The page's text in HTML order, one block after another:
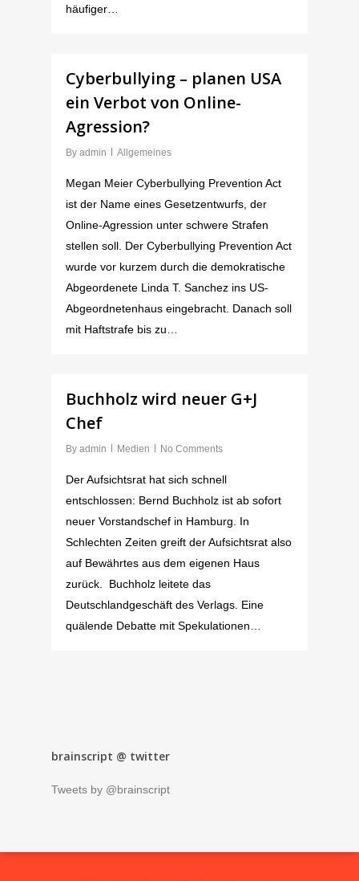
häufiger…
Cyberbullying – planen USA
ein Verbot von Online-
Agression?
By admin Allgemeines
Megan Meier Cyberbullying Prevention Act
ist der Name eines Gesetzentwurfs, der
Online-Agression unter schwere Strafen
stellen soll. Der Cyberbullying Prevention Act
wurde vor kurzem durch die demokratische
Abgeordenete Linda T. Sanchez ins US-
Abgeordnetenhaus eingebracht. Danach soll
mit Haftstrafe bis zu…
Buchholz wird neuer G+J
Chef
By admin Medien No Comments
Der Aufsichtsrat hat sich schnell
entschlossen: Bernd Buchholz ist ab sofort
neuer Vorstandschef in Hamburg. In
Schlechten Zeiten greift der Aufsichtsrat also
auf Bewährtes aus dem eigenen Haus
zurück. Buchholz leitete das
Deutschlandgeschäft des Verlags. Eine
quälende Debatte mit Spekulationen…
brainscript @ twitter
Tweets by @brainscript